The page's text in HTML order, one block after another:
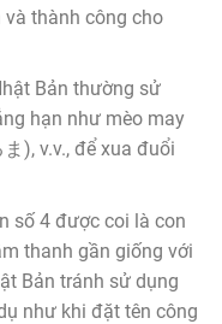
thành công cho
Bản thường sử
hạn như mèo may
), v.v., để xua đuổi
số 4 được coi là con
thanh gần giống với
Bản tránh sử dụng
như khi đặt tên công